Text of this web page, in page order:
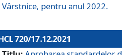
Vârstnice, pentru anul 2022.
720/17.12.2021